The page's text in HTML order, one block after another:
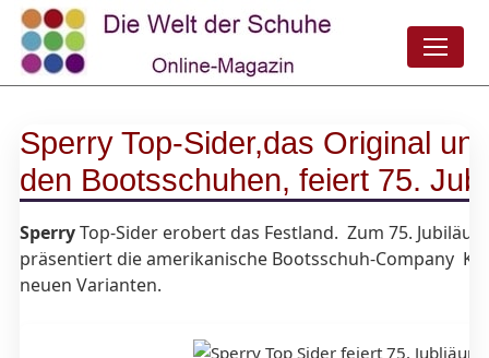
Sperry Top-Sider,das Original
den Bootsschuhen, feiert 75.
SperryTop-Sider erobert das Festland. Zum 75. Jubiläum
präsentiert die amerikanische Bootsschuh-Company
neuen Varianten.